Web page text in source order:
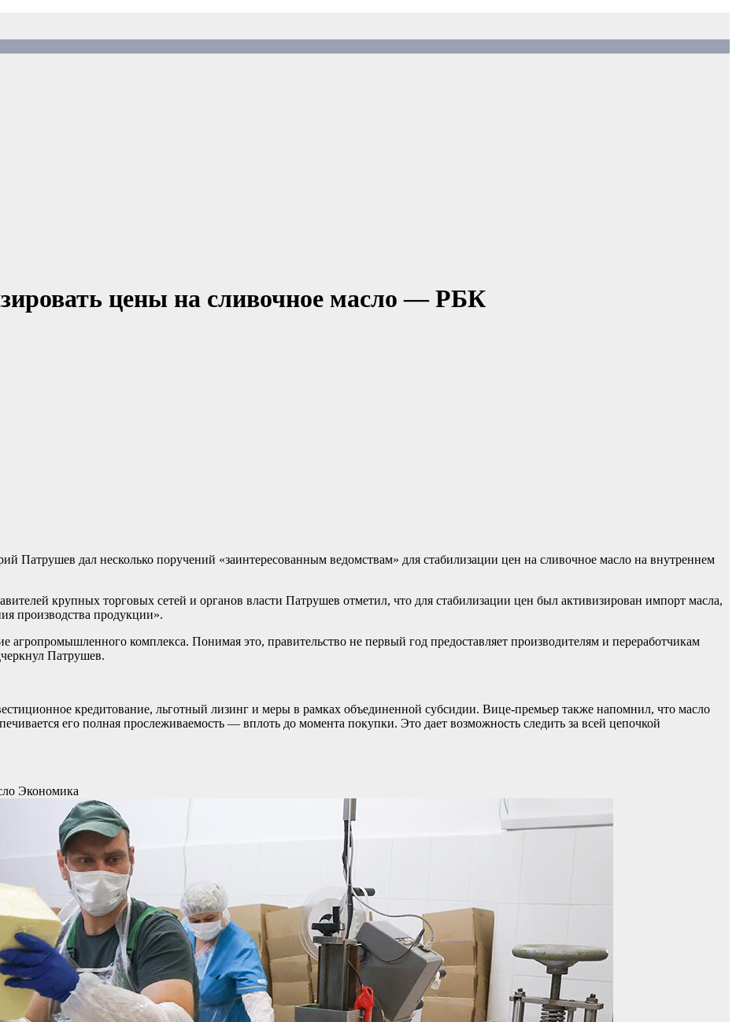
цены на сливочное масло — РБК
Патрушев дал несколько поручений «заинтересованным ведомствам» для стабилизации цен на сливочное масло на внутреннем
крупных торговых сетей и органов власти Патрушев отметил, что для стабилизации цен был активизирован импорт масла,
производства продукции».
агропромышленного комплекса. Понимая это, правительство не первый год предоставляет производителям и переработчикам
Патрушев.
кредитование, льготный лизинг и меры в рамках объединенной субсидии. Вице-премьер также напомнил, что масло
его полная прослеживаемость — вплоть до момента покупки. Это дает возможность следить за всей цепочкой
Экономика